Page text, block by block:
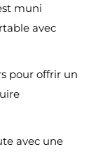
muni
avec
pour offrir un
avec une